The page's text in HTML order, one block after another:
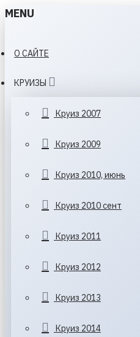
MENU
О САЙТЕ
КРУИЗЫ
Круиз 2007
Круиз 2009
Круиз 2010, июнь
Круиз 2010 сент
Круиз 2011
Круиз 2012
Круиз 2013
Круиз 2014